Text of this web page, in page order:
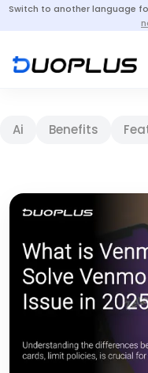
Switch to another language
Ai Benefits